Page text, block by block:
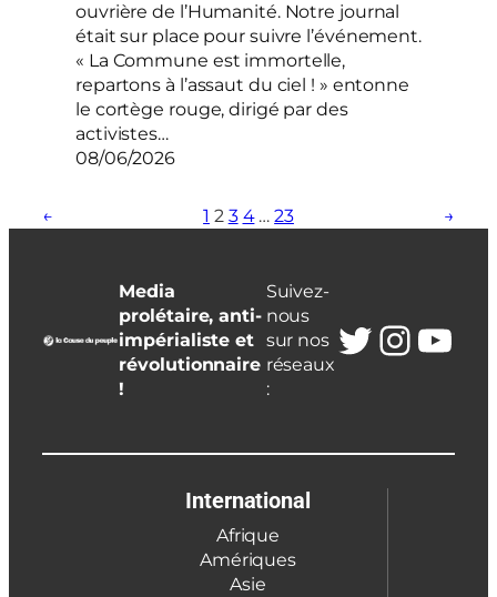
ouvrière de l’Humanité. Notre journal
était sur place pour suivre l’événement.
« La Commune est immortelle,
repartons à l’assaut du ciel ! » entonne
le cortège rouge, dirigé par des
activistes…
08/06/2026
← 1 2 3 4 … 23 →
Media
prolétaire, anti-
impérialiste et
révolutionnaire
!
Suivez-
nous
sur nos
réseaux
:
Twitter
International
Afrique
Amériques
Asie